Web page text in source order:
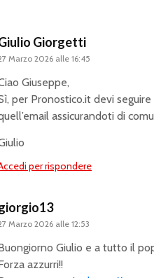
Giorgetti
Marzo 2026 alle 16:45
Giuseppe,
per Pronostico.it devi
assicurandoti di
per rispondere
Marzo 2026 alle 12:53
Giulio e a tutto il
azzurri!!